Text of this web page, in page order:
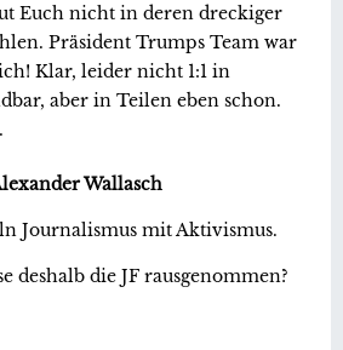
Euch nicht in deren dreckiger
Präsident Trumps Team war
Klar, leider nicht 1:1 in
aber in Teilen eben schon.
Wallasch
Journalismus mit Aktivismus.
deshalb die JF rausgenommen?